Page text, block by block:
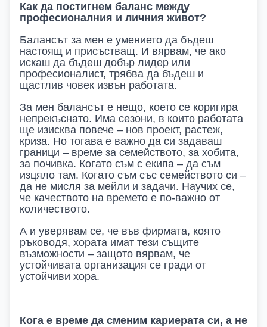
Как да постигнем баланс между
професионалния и личния живот?
Балансът за мен е умението да бъдеш
настоящ и присъстващ. И вярвам, че ако
искаш да бъдеш добър лидер или
професионалист, трябва да бъдеш и
щастлив човек извън работата.
За мен балансът е нещо, което се коригира
непрекъснато. Има сезони, в които работата
ще изисква повече – нов проект, растеж,
криза. Но тогава е важно да си задаваш
граници – време за семейството, за хобита,
за почивка. Когато съм с екипа – да съм
изцяло там. Когато съм със семейството си –
да не мисля за мейли и задачи. Научих се,
че качеството на времето е по-важно от
количеството.
А и уверявам се, че във фирмата, която
ръководя, хората имат тези същите
възможности – защото вярвам, че
устойчивата организация се гради от
устойчиви хора.
Кога е време да сменим кариерата си, а не